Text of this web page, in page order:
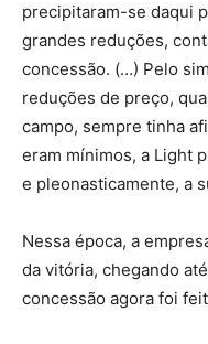
precipitaram-se daqui
grandes reduções,
concessão. (…) Pelo
reduções de preço,
campo, sempre tinha
eram mínimos, a Light
e pleonasticamente, a
Nessa época, a
da vitória, chegando
concessão agora foi